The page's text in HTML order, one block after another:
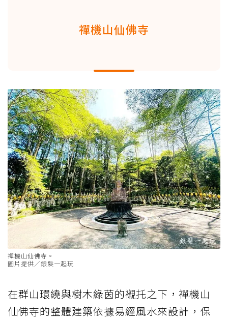
禪機山仙佛寺
禪機山仙佛寺。
圖片提供／銀髮一起玩
在群山環繞與樹木綠茵的襯托之下，禪機山
仙佛寺的整體建築依據易經風水來設計，保